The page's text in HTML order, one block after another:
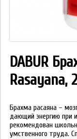
DABUR
Rasayana,
Брахма расаяна –
дающий энергию при
рекомендован
умственного труда.